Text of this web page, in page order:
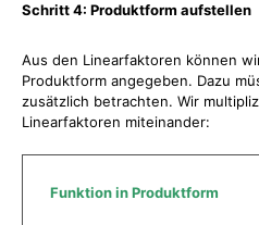
Schritt 4: Produktform aufstellen
Aus den Linearfaktoren können
Produktform angegeben. Dazu
zusätzlich betrachten. Wir
Linearfaktoren miteinander:
Funktion in Produktform